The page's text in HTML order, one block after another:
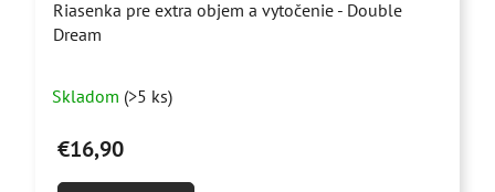
Riasenka pre extra objem a vytočenie - Double
Dream
hodnotenie
produktu
Skladom (>5 ks)
€16,90